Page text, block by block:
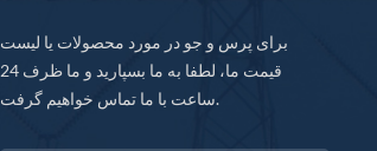
برای پرس و جو در مورد محصولات یا لیست
قیمت ما، لطفا به ما بسپارید و ما ظرف 24
ساعت با ما تماس خواهیم گرفت.